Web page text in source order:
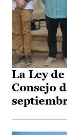
La Ley
Consejo